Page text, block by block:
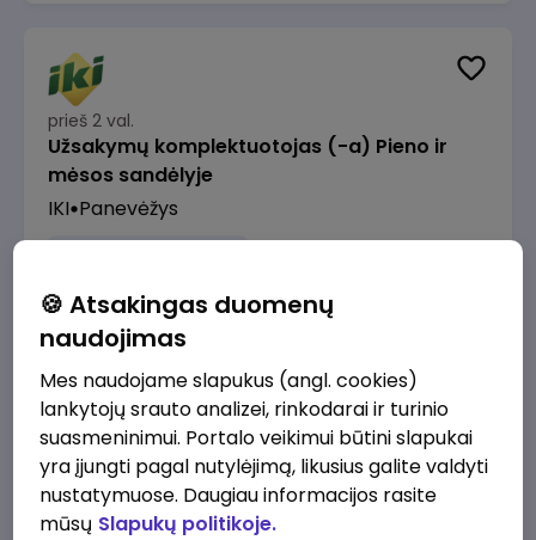
prieš 2 val.
Užsakymų komplektuotojas (-a) Pieno ir
mėsos sandėlyje
IKI Panevėžys
prieš 3 val.
Vyriausiasis veiklos užtikrinimo ir atitikties
ekspertas (-ė) (Vilnius, LT)
JSC Lithuanian Railways Vilnius
🍪 Atsakingas duomenų
naudojimas
Mes naudojame slapukus (angl. cookies)
lankytojų srauto analizei, rinkodarai ir turinio
suasmeninimui. Portalo veikimui būtini slapukai
yra įjungti pagal nutylėjimą, likusius galite valdyti
nustatymuose. Daugiau informacijos rasite
mūsų Slapukų politikoje.